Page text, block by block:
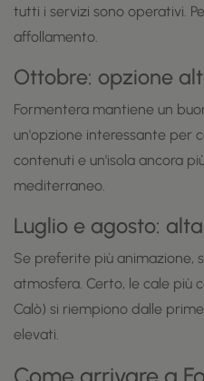
tutti i servizi sono operativi.
affollamento.
Ottobre: opzione
Formentera mantiene un
un'opzione interessante per
contenuti e un'isola ancora
mediterraneo.
Luglio e agosto:
Se preferite più animazione,
atmosfera. Certo, le cale più
Calò) si riempiono dalle
elevati.
Come arrivare a